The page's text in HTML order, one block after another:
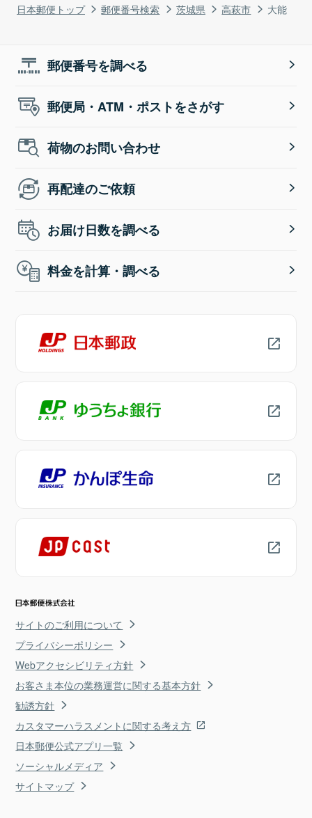
日本郵便トップ 郵便番号検索 茨城県 高萩市 大能
郵便番号を調べる
郵便局・ATM・ポストをさがす
荷物のお問い合わせ
再配達のご依頼
お届け日数を調べる
料金を計算・調べる
サイトのご利用について
プライバシーポリシー
Webアクセシビリティ方針
お客さま本位の業務運営に関する基本方針
勧誘方針
カスタマーハラスメントに関する考え方
日本郵便公式アプリ一覧
ソーシャルメディア
サイトマップ